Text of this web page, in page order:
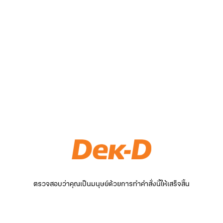
ตรวจสอบว่าคุณเป็นมนุษย์ด้วยการทำคำสั่งนี้ให้เสร็จสิ้น